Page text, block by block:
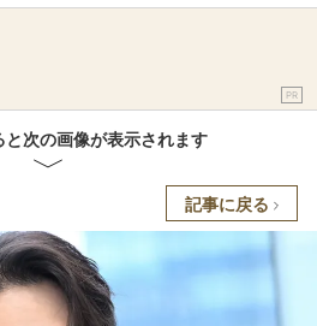
PR
と次の画像が表示されます
記事に戻る